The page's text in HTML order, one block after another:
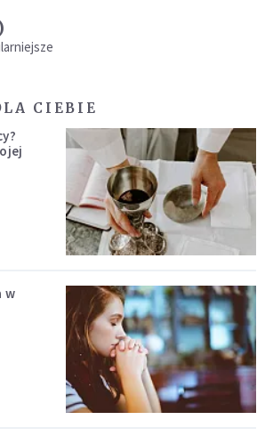
CIEBIE
w